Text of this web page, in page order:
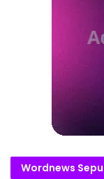
Wordnews